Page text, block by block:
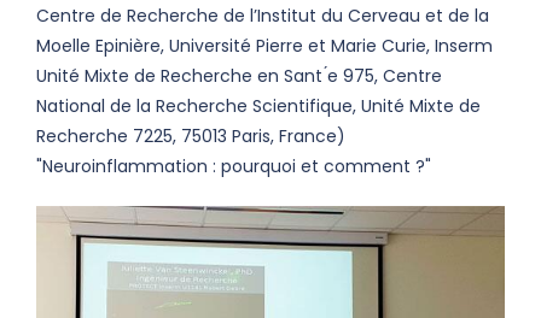
Centre de Recherche de l’Institut du Cerveau et de la
Moelle Epinière, Université Pierre et Marie Curie, Inserm
Unité Mixte de Recherche en Sant ́e 975, Centre
National de la Recherche Scientifique, Unité Mixte de
Recherche 7225, 75013 Paris, France)
"Neuroinflammation : pourquoi et comment ?"